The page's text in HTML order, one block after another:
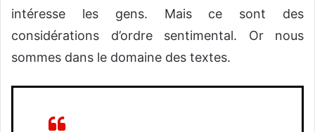
intéresse les gens. Mais ce sont des
considérations d’ordre sentimental. Or nous
sommes dans le domaine des textes.